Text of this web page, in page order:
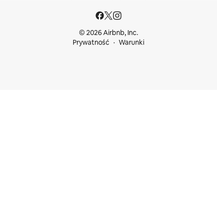
© 2026 Airbnb, Inc.
Prywatność
Warunki